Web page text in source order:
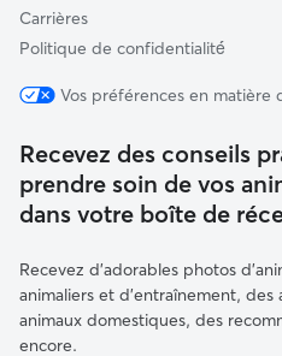
Carrières
Politique de confidentialité́
Vos préférences en matière
Recevez des conseils
prendre soin de vos
dans votre boîte de
Recevez d'adorables photos
animaliers et d'entraînement, des
animaux domestiques, des
encore.